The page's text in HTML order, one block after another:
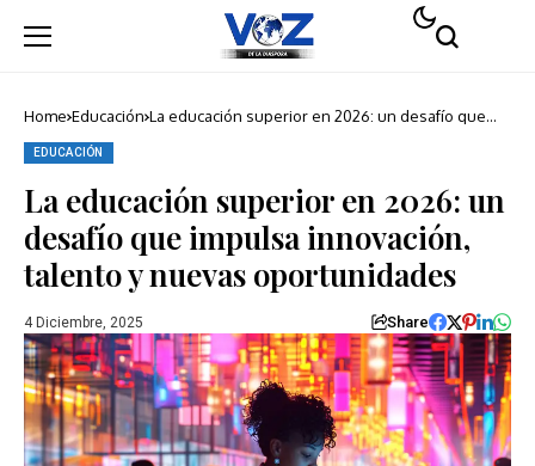
Home Educación La educación superior en 2026: un desafío que
EDUCACIÓN
La educación superior en 2026: un
desafío que impulsa innovación,
talento y nuevas oportunidades
4 Diciembre, 2025 Share